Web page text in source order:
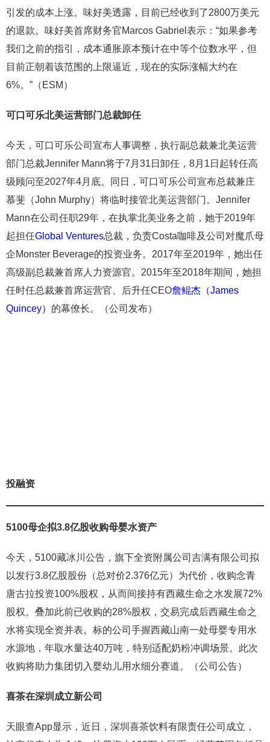
引发的成本上涨。味好美透露，目前已经收到了2800万美元
的退款。味好美首席财务官Marcos Gabriel表示：“如果参考
我们之前的指引，成本通胀原本预计在中等个位数水平，但
目前正朝着该范围的上限逼近，现在的实际涨幅大约在
6%。”（ESM）
可口可乐北美运营部门总裁卸任
今天，可口可乐公司宣布人事调整，执行副总裁兼北美运营
部门总裁Jennifer Mann将于7月31日卸任，8月1日起转任高
级顾问至2027年4月底。同日，可口可乐公司宣布总裁兼庄
慕斐（John Murphy）将临时接管北美运营部门。Jennifer
Mann在公司任职29年，在执掌北美业务之前，她于2019年
起担任Global Ventures总裁，负责Costa咖啡及公司对魔爪母
企Monster Beverage的投资业务。2017年至2019年，她出任
高级副总裁兼首席人力资源官。2015年至2018年期间，她担
任时任总裁兼首席运营官、后升任CEO詹鲲杰（James
Quincey） 的幕僚长。（公司发布）
投融资
5100母企拟3.8亿股收购母婴水资产
今天，5100藏冰川公告，旗下全资附属公司吉满有限公司拟
以发行3.8亿股股份（总对价2.376亿元）为代价，收购念青
唐古拉投资100%股权，从而间接持有西藏生命之水发展72%
股权。叠加此前已收购的28%股权，交易完成后西藏生命之
水将实现全资并表。标的公司手握西藏山南一处母婴专用水
水源地，年取水量达40万吨，特别适配奶粉冲调场景。此次
收购将助力集团切入婴幼儿用水细分赛道。（公司公告）
喜茶在深圳成立新公司
天眼查App显示，近日，深圳喜茶饮料有限责任公司成立，